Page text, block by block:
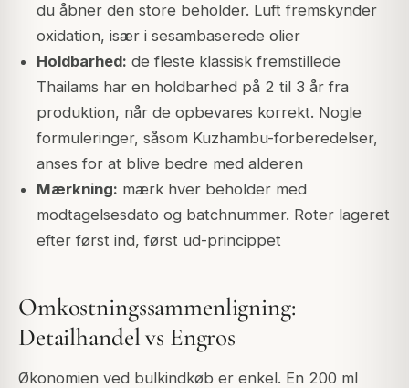
du åbner den store beholder. Luft fremskynder
oxidation, især i sesambaserede olier
Holdbarhed: de fleste klassisk fremstillede
Thailams har en holdbarhed på 2 til 3 år fra
produktion, når de opbevares korrekt. Nogle
formuleringer, såsom Kuzhambu-forberedelser,
anses for at blive bedre med alderen
Mærkning: mærk hver beholder med
modtagelsesdato og batchnummer. Roter lageret
efter først ind, først ud-princippet
Omkostningssammenligning:
Detailhandel vs Engros
Økonomien ved bulkindkøb er enkel. En 200 ml